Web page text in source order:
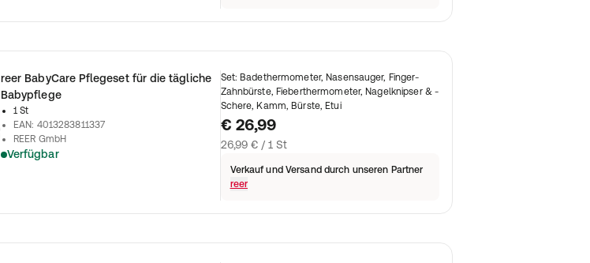
reer BabyCare Pflegeset für die tägliche
Babypflege
1 St
EAN: 4013283811337
REER GmbH
Verfügbar
Set: Badethermometer, Nasensauger, Finger-
Zahnbürste, Fieberthermometer, Nagelknipser & -
Schere, Kamm, Bürste, Etui
€ 26,99
26,99 € / 1 St
Verkauf und Versand durch unseren Partner
reer